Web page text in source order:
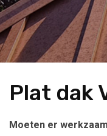
Plat dak
Moeten er